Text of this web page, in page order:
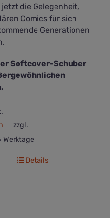
die Gelegenheit,
Comics für sich
Generationen
Softcover-Schuber
zzgl.
Werktage
Details